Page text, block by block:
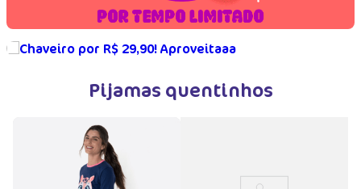
Pijamas quentinhos